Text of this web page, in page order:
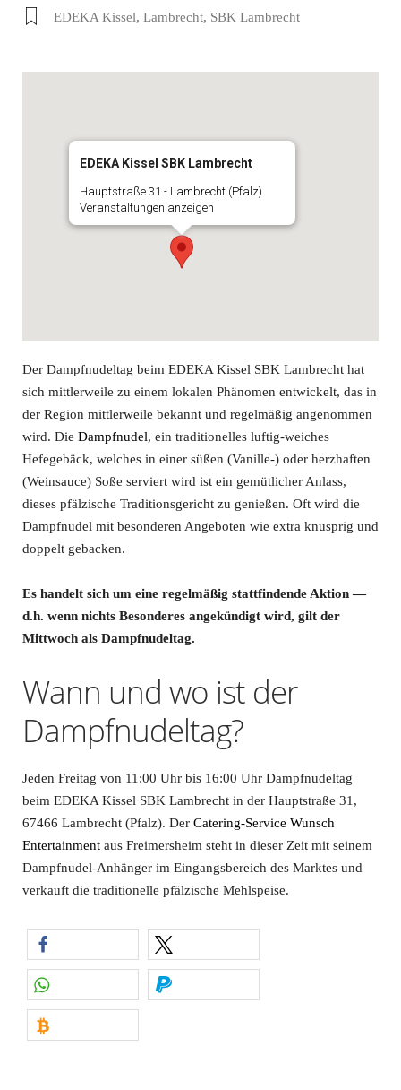
EDEKA Kissel, Lambrecht, SBK Lambrecht
EDEKA Kissel SBK Lambrecht
Hauptstraße 31 - Lambrecht (Pfalz)
Veranstaltungen anzeigen
Der Dampfnudeltag beim EDEKA Kissel SBK Lambrecht hat
sich mittlerweile zu einem lokalen Phänomen entwickelt, das in
der Region mittlerweile bekannt und regelmäßig angenommen
wird. Die Dampfnudel, ein traditionelles luftig-weiches
Hefegebäck, welches in einer süßen (Vanille-) oder herzhaften
(Weinsauce) Soße serviert wird ist ein gemütlicher Anlass,
dieses pfälzische Traditionsgericht zu genießen. Oft wird die
Dampfnudel mit besonderen Angeboten wie extra knusprig und
doppelt gebacken.
Es handelt sich um eine regelmäßig stattfindende Aktion —
d.h. wenn nichts Besonderes angekündigt wird, gilt der
Mittwoch als Dampfnudeltag.
Wann und wo ist der
Dampfnudeltag?
Jeden Freitag von 11:00 Uhr bis 16:00 Uhr Dampfnudeltag
beim EDEKA Kissel SBK Lambrecht in der Hauptstraße 31,
67466 Lambrecht (Pfalz). Der Catering-Service Wunsch
Entertainment aus Freimersheim steht in dieser Zeit mit seinem
Dampfnudel-Anhänger im Eingangsbereich des Marktes und
verkauft die traditionelle pfälzische Mehlspeise.